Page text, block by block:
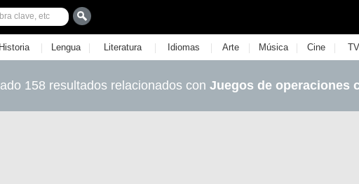
Historia | Lengua | Literatura | Idiomas | Arte | Música | Cine | TV
158 resultados relacionados con Juegos de operaciones